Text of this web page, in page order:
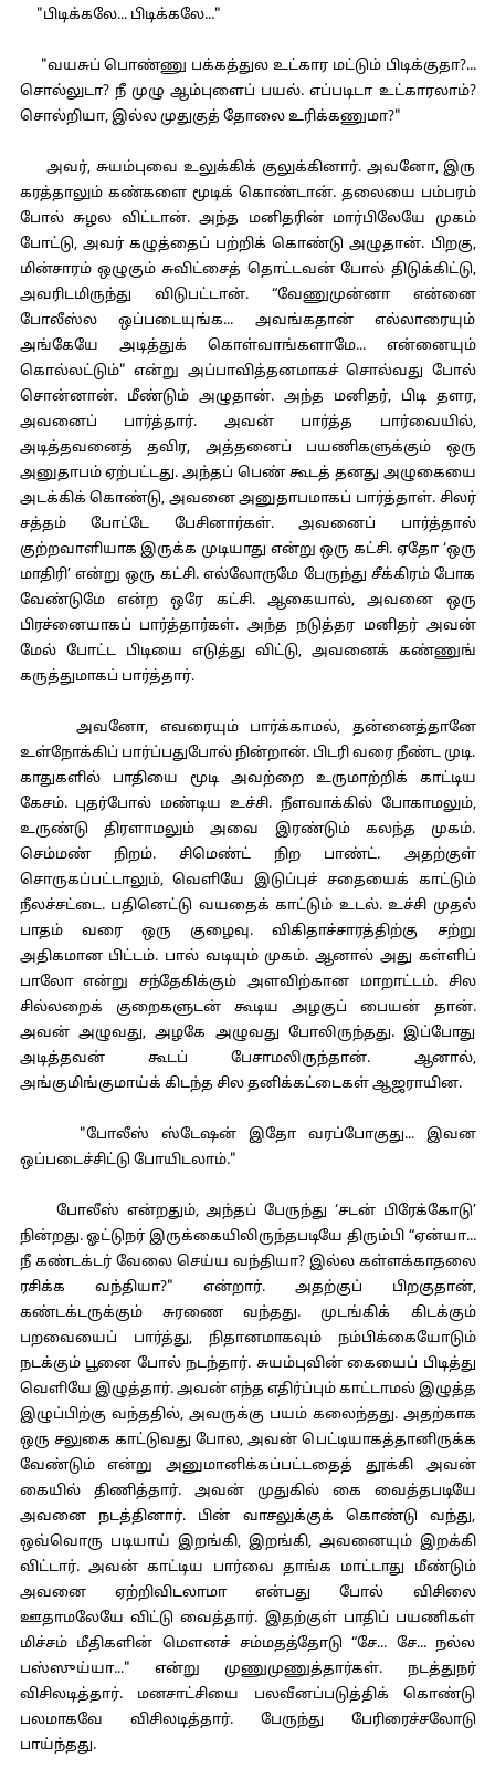
"பிடிக்கலே... பிடிக்கலே..."
"வயசுப் பொண்ணு பக்கத்துல உட்கார மட்டும் பிடிக்குதா?...
சொல்லுடா? நீ முழு ஆம்புளைப் பயல். எப்படிடா உட்காரலாம்?
சொல்றியா, இல்ல முதுகுத் தோலை உரிக்கணுமா?"
அவர், சுயம்புவை உலுக்கிக் குலுக்கினார். அவனோ, இரு
கரத்தாலும் கண்களை மூடிக் கொண்டான். தலையை பம்பரம்
போல் சுழல விட்டான். அந்த மனிதரின் மார்பிலேயே முகம்
போட்டு, அவர் கழுத்தைப் பற்றிக் கொண்டு அழுதான். பிறகு,
மின்சாரம் ஒழுகும் சுவிட்சைத் தொட்டவன் போல் திடுக்கிட்டு,
அவரிடமிருந்து விடுபட்டான். “வேணுமுன்னா என்னை
போலீஸ்ல ஒப்படையுங்க... அவங்கதான் எல்லாரையும்
அங்கேயே அடித்துக் கொள்வாங்களாமே... என்னையும்
கொல்லட்டும்" என்று அப்பாவித்தனமாகச் சொல்வது போல்
சொன்னான். மீண்டும் அழுதான். அந்த மனிதர், பிடி தளர,
அவனைப் பார்த்தார். அவன் பார்த்த பார்வையில்,
அடித்தவனைத் தவிர, அத்தனைப் பயணிகளுக்கும் ஒரு
அனுதாபம் ஏற்பட்டது. அந்தப் பெண் கூடத் தனது அழுகையை
அடக்கிக் கொண்டு, அவனை அனுதாபமாகப் பார்த்தாள். சிலர்
சத்தம் போட்டே பேசினார்கள். அவனைப் பார்த்தால்
குற்றவாளியாக இருக்க முடியாது என்று ஒரு கட்சி. ஏதோ ‘ஒரு
மாதிரி’ என்று ஒரு கட்சி. எல்லோருமே பேருந்து சீக்கிரம் போக
வேண்டுமே என்ற ஒரே கட்சி. ஆகையால், அவனை ஒரு
பிரச்னையாகப் பார்த்தார்கள். அந்த நடுத்தர மனிதர் அவன்
மேல் போட்ட பிடியை எடுத்து விட்டு, அவனைக் கண்ணுங்
கருத்துமாகப் பார்த்தார்.
அவனோ, எவரையும் பார்க்காமல், தன்னைத்தானே
உள்நோக்கிப் பார்ப்பதுபோல் நின்றான். பிடரி வரை நீண்ட முடி.
காதுகளில் பாதியை மூடி அவற்றை உருமாற்றிக் காட்டிய
கேசம். புதர்போல் மண்டிய உச்சி. நீளவாக்கில் போகாமலும்,
உருண்டு திரளாமலும் அவை இரண்டும் கலந்த முகம்.
செம்மண் நிறம். சிமெண்ட் நிற பாண்ட். அதற்குள்
சொருகப்பட்டாலும், வெளியே இடுப்புச் சதையைக் காட்டும்
நீலச்சட்டை. பதினெட்டு வயதைக் காட்டும் உடல். உச்சி முதல்
பாதம் வரை ஒரு குழைவு. விகிதாச்சாரத்திற்கு சற்று
அதிகமான பிட்டம். பால் வடியும் முகம். ஆனால் அது கள்ளிப்
பாலோ என்று சந்தேகிக்கும் அளவிற்கான மாறாட்டம். சில
சில்லறைக் குறைகளுடன் கூடிய அழகுப் பையன் தான்.
அவன் அழுவது, அழகே அழுவது போலிருந்தது. இப்போது
அடித்தவன் கூடப் பேசாமலிருந்தான். ஆனால்,
அங்குமிங்குமாய்க் கிடந்த சில தனிக்கட்டைகள் ஆஜராயின.
"போலீஸ் ஸ்டேஷன் இதோ வரப்போகுது... இவன
ஒப்படைச்சிட்டு போயிடலாம்."
போலீஸ் என்றதும், அந்தப் பேருந்து ‘சடன் பிரேக்கோடு’
நின்றது. ஓட்டுநர் இருக்கையிலிருந்தபடியே திரும்பி “ஏன்யா...
நீ கண்டக்டர் வேலை செய்ய வந்தியா? இல்ல கள்ளக்காதலை
ரசிக்க வந்தியா?" என்றார். அதற்குப் பிறகுதான்,
கண்டக்டருக்கும் சுரணை வந்தது. முடங்கிக் கிடக்கும்
பறவையைப் பார்த்து, நிதானமாகவும் நம்பிக்கையோடும்
நடக்கும் பூனை போல் நடந்தார். சுயம்புவின் கையைப் பிடித்து
வெளியே இழுத்தார். அவன் எந்த எதிர்ப்பும் காட்டாமல் இழுத்த
இழுப்பிற்கு வந்ததில், அவருக்கு பயம் கலைந்தது. அதற்காக
ஒரு சலுகை காட்டுவது போல, அவன் பெட்டியாகத்தானிருக்க
வேண்டும் என்று அனுமானிக்கப்பட்டதைத் தூக்கி அவன்
கையில் திணித்தார். அவன் முதுகில் கை வைத்தபடியே
அவனை நடத்தினார். பின் வாசலுக்குக் கொண்டு வந்து,
ஒவ்வொரு படியாய் இறங்கி, இறங்கி, அவனையும் இறக்கி
விட்டார். அவன் காட்டிய பார்வை தாங்க மாட்டாது மீண்டும்
அவனை ஏற்றிவிடலாமா என்பது போல் விசிலை
ஊதாமலேயே விட்டு வைத்தார். இதற்குள் பாதிப் பயணிகள்
மிச்சம் மீதிகளின் மௌனச் சம்மதத்தோடு “சே... சே... நல்ல
பஸ்ஸுய்யா..." என்று முணுமுணுத்தார்கள். நடத்துநர்
விசிலடித்தார். மனசாட்சியை பலவீனப்படுத்திக் கொண்டு
பலமாகவே விசிலடித்தார். பேருந்து பேரிரைச்சலோடு
பாய்ந்தது.